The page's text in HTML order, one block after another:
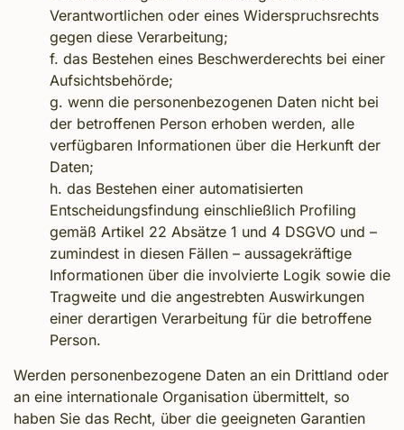
Verantwortlichen oder eines Widerspruchsrechts
gegen diese Verarbeitung;
f. das Bestehen eines Beschwerderechts bei einer
Aufsichtsbehörde;
g. wenn die personenbezogenen Daten nicht bei
der betroffenen Person erhoben werden, alle
verfügbaren Informationen über die Herkunft der
Daten;
h. das Bestehen einer automatisierten
Entscheidungsfindung einschließlich Profiling
gemäß Artikel 22 Absätze 1 und 4 DSGVO und –
zumindest in diesen Fällen – aussagekräftige
Informationen über die involvierte Logik sowie die
Tragweite und die angestrebten Auswirkungen
einer derartigen Verarbeitung für die betroffene
Person.
Werden personenbezogene Daten an ein Drittland oder
an eine internationale Organisation übermittelt, so
haben Sie das Recht, über die geeigneten Garantien